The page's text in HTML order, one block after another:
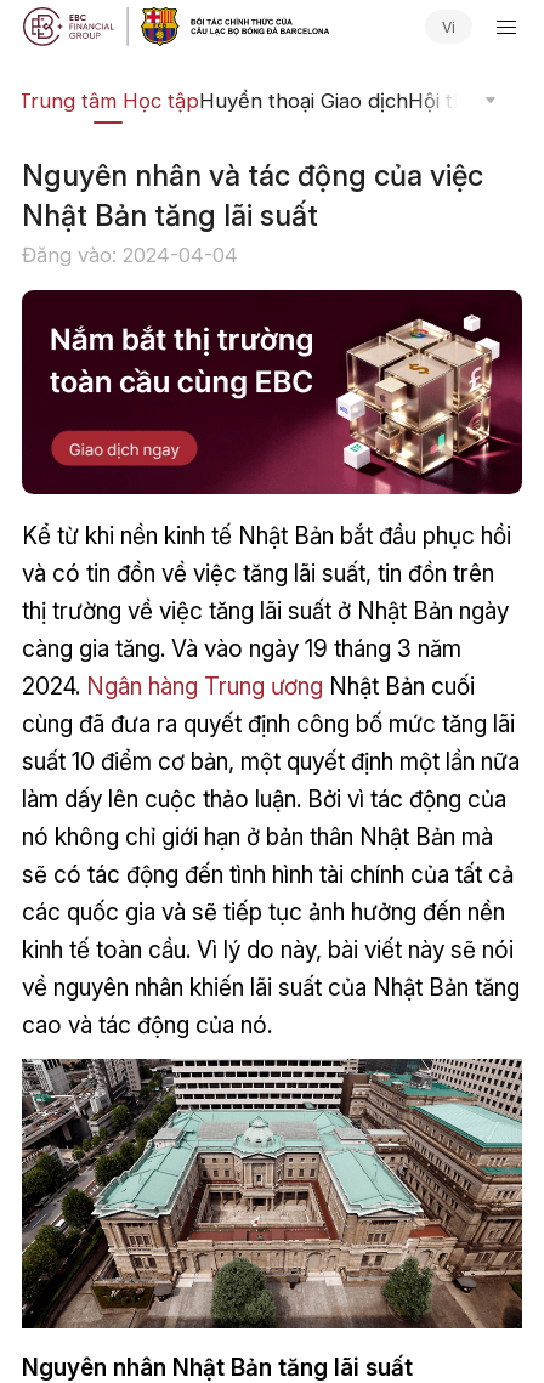
Vi
Trung tâm Học tậpHuyền thoại Giao dịchHội thảo
Nguyên nhân và tác động của việc
Nhật Bản tăng lãi suất
Đăng vào: 2024-04-04
Kể từ khi nền kinh tế Nhật Bản bắt đầu phục hồi
và có tin đồn về việc tăng lãi suất, tin đồn trên
thị trường về việc tăng lãi suất ở Nhật Bản ngày
càng gia tăng. Và vào ngày 19 tháng 3 năm
2024. Ngân hàng Trung ương Nhật Bản cuối
cùng đã đưa ra quyết định công bố mức tăng lãi
suất 10 điểm cơ bản, một quyết định một lần nữa
làm dấy lên cuộc thảo luận. Bởi vì tác động của
nó không chỉ giới hạn ở bản thân Nhật Bản mà
sẽ có tác động đến tình hình tài chính của tất cả
các quốc gia và sẽ tiếp tục ảnh hưởng đến nền
kinh tế toàn cầu. Vì lý do này, bài viết này sẽ nói
về nguyên nhân khiến lãi suất của Nhật Bản tăng
cao và tác động của nó.
Nguyên nhân Nhật Bản tăng lãi suất